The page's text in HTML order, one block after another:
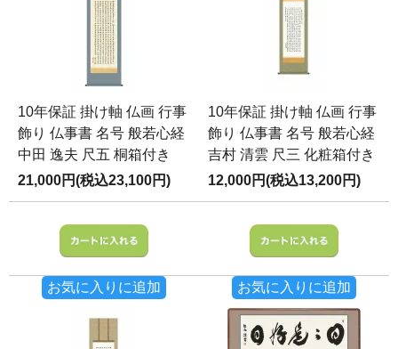
10年保証 掛け軸 仏画 行事
飾り 仏事書 名号 般若心経
中田 逸夫 尺五 桐箱付き
21,000円(税込23,100円)
お気に入りに追加
10年保証 掛け軸 仏画 行事
飾り 仏事書 名号 般若心経
吉村 清雲 尺三 化粧箱付き
12,000円(税込13,200円)
お気に入りに追加